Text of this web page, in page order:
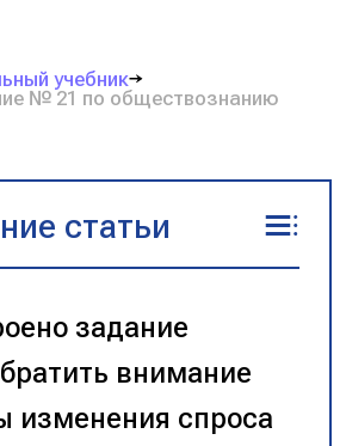
учебник
№ 21 по обществознанию
статьи
задание
внимание
изменения спроса